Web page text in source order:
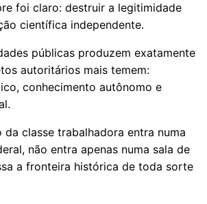
foi claro: destruir a legitimidade
científica independente.
públicas produzem exatamente
autoritários mais temem:
conhecimento autônomo e
da classe trabalhadora entra numa
não entra apenas numa sala de
a fronteira histórica de toda sorte